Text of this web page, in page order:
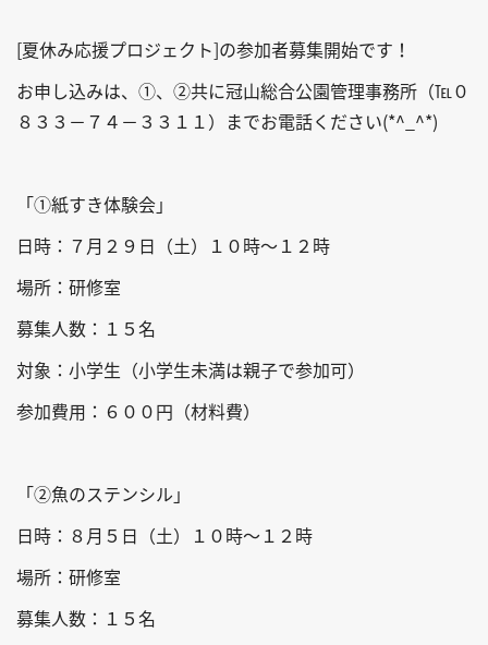
[夏休み応援プロジェクト]の参加者募集開始です！
お申し込みは、①、②共に冠山総合公園管理事務所（℡０
８３３－７４－３３１１）までお電話ください(*^_^*)
「①紙すき体験会」
日時：７月２９日（土）１０時～１２時
場所：研修室
募集人数：１５名
対象：小学生（小学生未満は親子で参加可）
参加費用：６００円（材料費）
「②魚のステンシル」
日時：８月５日（土）１０時～１２時
場所：研修室
募集人数：１５名